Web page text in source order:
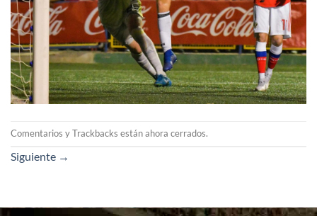
Comentarios y Trackbacks están ahora cerrados.
Siguiente →